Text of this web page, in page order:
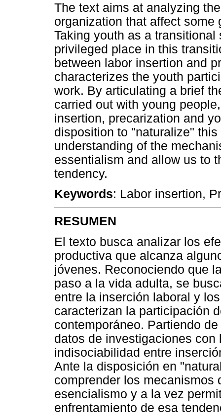
The text aims at analyzing
organization that affect some
Taking youth as a
privileged place in this
between labor insertion and
characterizes the youth
work. By articulating a brief
carried out with young
insertion, precarization and
disposition to "naturalize"
understanding of the
essentialism and allow us to
tendency.
Keywords: Labor insertion,
RESUMEN
El texto busca analizar los
productiva que alcanza
jóvenes. Reconociendo que
paso a la vida adulta, se
entre la inserción laboral y
caracterizan la participación
contemporáneo. Partiendo
datos de investigaciones
indisociabilidad entre
Ante la disposición en
comprender los mecanismos
esencialismo y a la vez
enfrentamiento de esa